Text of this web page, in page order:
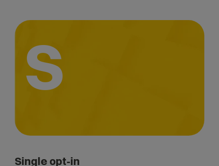
S
Single opt-in